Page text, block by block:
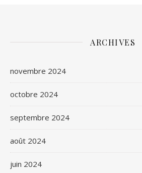
ARCHIVES
novembre 2024
octobre 2024
septembre 2024
août 2024
juin 2024